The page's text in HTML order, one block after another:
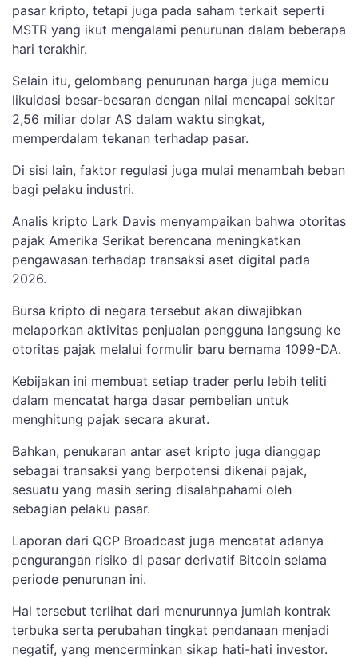
pasar kripto, tetapi juga pada saham terkait seperti
MSTR yang ikut mengalami penurunan dalam beberapa
hari terakhir.
Selain itu, gelombang penurunan harga juga memicu
likuidasi besar-besaran dengan nilai mencapai sekitar
2,56 miliar dolar AS dalam waktu singkat,
memperdalam tekanan terhadap pasar.
Di sisi lain, faktor regulasi juga mulai menambah beban
bagi pelaku industri.
Analis kripto Lark Davis menyampaikan bahwa otoritas
pajak Amerika Serikat berencana meningkatkan
pengawasan terhadap transaksi aset digital pada
2026.
Bursa kripto di negara tersebut akan diwajibkan
melaporkan aktivitas penjualan pengguna langsung ke
otoritas pajak melalui formulir baru bernama 1099-DA.
Kebijakan ini membuat setiap trader perlu lebih teliti
dalam mencatat harga dasar pembelian untuk
menghitung pajak secara akurat.
Bahkan, penukaran antar aset kripto juga dianggap
sebagai transaksi yang berpotensi dikenai pajak,
sesuatu yang masih sering disalahpahami oleh
sebagian pelaku pasar.
Laporan dari QCP Broadcast juga mencatat adanya
pengurangan risiko di pasar derivatif Bitcoin selama
periode penurunan ini.
Hal tersebut terlihat dari menurunnya jumlah kontrak
terbuka serta perubahan tingkat pendanaan menjadi
negatif, yang mencerminkan sikap hati-hati investor.